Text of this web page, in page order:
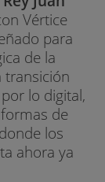
Vértice
para
de la
transición
lo digital,
de
los
ahora ya